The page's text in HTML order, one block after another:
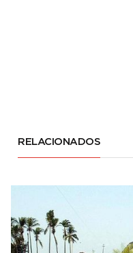
RELACIONADOS